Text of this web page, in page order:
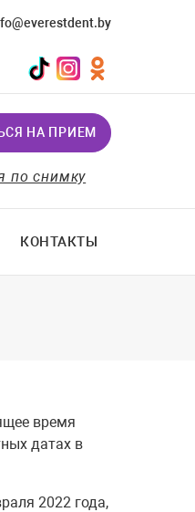
TikTokInstagramОдноклассники
НА ПРИЕМ
по снимку
КОНТАКТЫ
время
датах в
2022 года,